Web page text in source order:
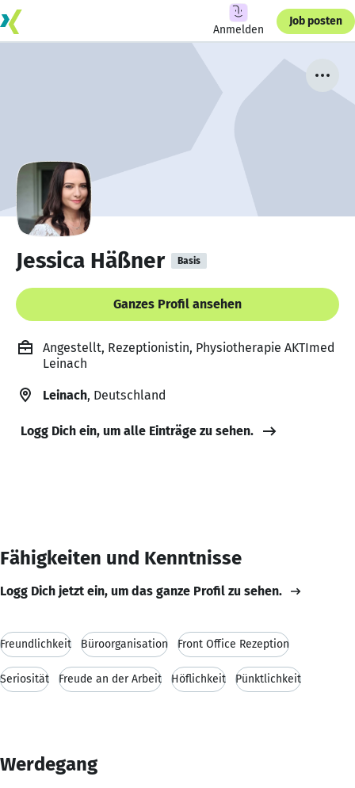
Anmelden
Job posten
Jessica Häßner Basis
Ganzes Profil ansehen
Angestellt, Rezeptionistin, Physiotherapie AKTImed
Leinach
Leinach, Deutschland
Logg Dich ein, um alle Einträge zu sehen.
Fähigkeiten und Kenntnisse
Logg Dich jetzt ein, um das ganze Profil zu sehen.
Freundlichkeit Büroorganisation Front Office Rezeption
Seriosität Freude an der Arbeit Höflichkeit Pünktlichkeit
Werdegang